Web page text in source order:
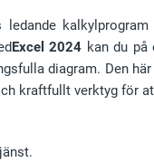
Excel 2024 kan du
diagram. Den
kraftfullt verktyg för